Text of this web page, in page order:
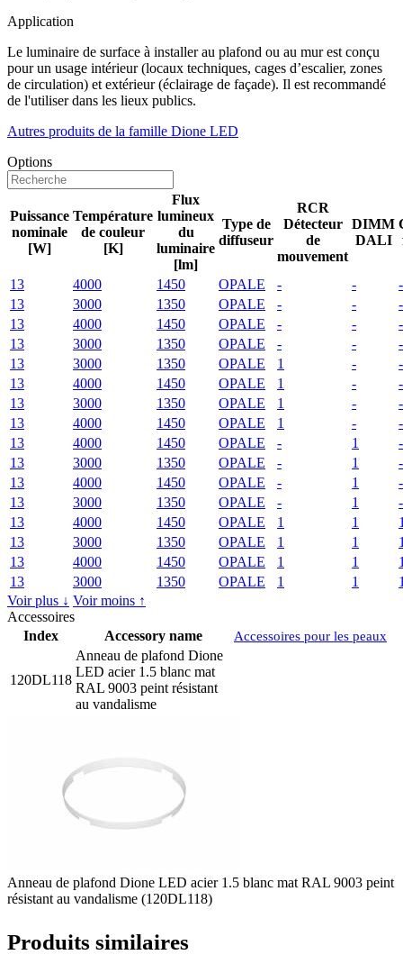
Application
Le luminaire de surface à installer au plafond ou au mur est conçu
pour un usage intérieur (locaux techniques, cages d’escalier, zones
de circulation) et extérieur (éclairage de façade). Il est recommandé
de l'utiliser dans les lieux publics.
Autres produits de la famille Dione LED
Options
Puissance
nominale
[W]
Température
de couleur
[K]
Flux
lumineux
du
luminaire
[lm]
Type de
diffuseur
RCR
Détecteur
de
mouvement
DIMM
DALI
13 4000 1450 OPALE - -
-
13
3000 1350 OPALE - -
-
13
4000 1450 OPALE - -
-
13
3000 1350 OPALE - -
-
13
3000 1350 OPALE 1 -
-
13
4000 1450 OPALE 1 -
-
13
3000 1350 OPALE 1 -
-
13
4000 1450 OPALE 1 -
-
13
4000 1450 OPALE - 1
-
13
3000 1350 OPALE - 1
-
13
4000 1450 OPALE - 1
-
13
3000 1350 OPALE - 1
-
13
4000 1450 OPALE 1 1
13
3000 1350 OPALE 1 1
13
4000 1450 OPALE 1 1
13
3000 1350 OPALE 1 1
Voir plus ↓ Voir moins ↑
Accessoires
Accessoires pour les peaux
Index Accessory name
120DL118
Anneau de plafond Dione
LED acier 1.5 blanc mat
RAL 9003 peint résistant
au vandalisme
Anneau de plafond Dione LED acier 1.5 blanc mat RAL 9003 peint
résistant au vandalisme (120DL118)
Produits similaires